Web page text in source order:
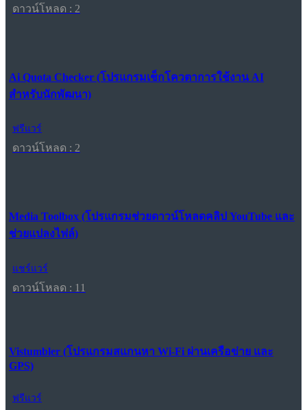
ดาวน์โหลด : 2
Ai Quota Checker (โปรแกรมเช็กโควตาการใช้งาน AI
สำหรับนักพัฒนา)
ฟรีแวร์
ดาวน์โหลด : 2
Media Toolbox (โปรแกรมช่วยดาวน์โหลดคลิป YouTube และ
ช่วยแปลงไฟล์)
แชร์แวร์
ดาวน์โหลด : 11
Vistumbler (โปรแกรมสแกนหา Wi-Fi ผ่านเครือข่าย และ
GPS)
ฟรีแวร์